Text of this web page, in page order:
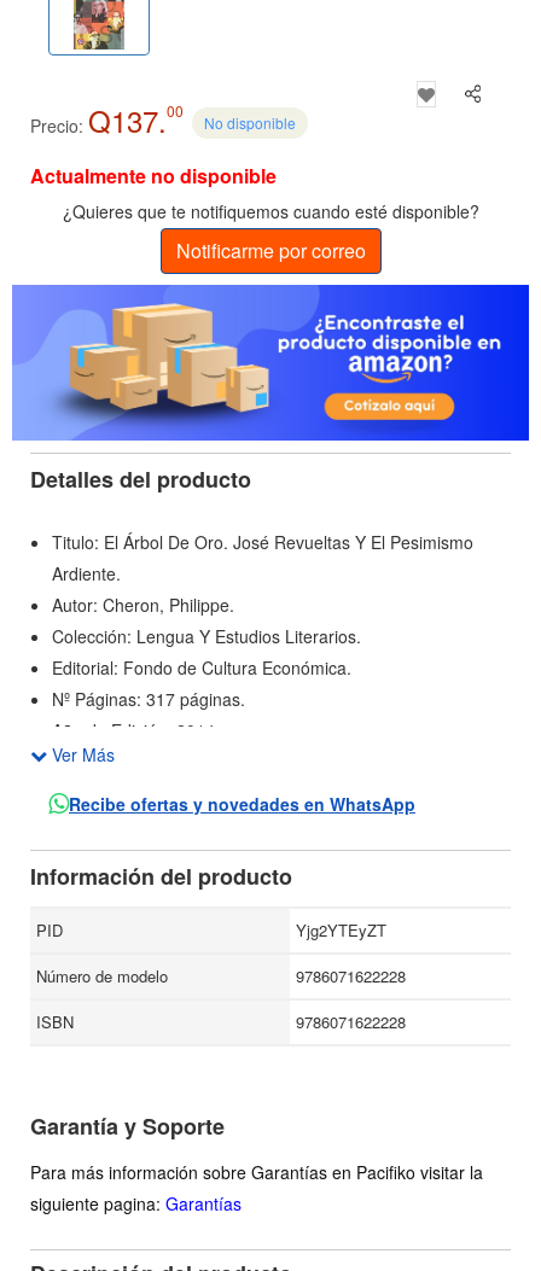
Precio: Q137.00
No disponible
Actualmente no disponible
¿Quieres que te notifiquemos cuando esté disponible?
Notificarme por correo
Detalles del producto
Titulo: El Árbol De Oro. José Revueltas Y El Pesimismo
Ardiente.
Autor: Cheron, Philippe.
Colección: Lengua Y Estudios Literarios.
Editorial: Fondo de Cultura Económica.
Nº Páginas: 317 páginas.
Año de Edición: 2014.
Al ser la versión corta de la tesis doctoral de Cheron
titulada La prison dans l oeuvre de José Revueltas:
"El árbol de oro del arte", "Nocturno de la cárcel" y "La
espiral del eterno empezar" que basadas en testimonios
crítico de Revueltas y su producción literaria.
Ver Más
Recibe ofertas y novedades en WhatsApp
Información del producto
PID
Yjg2YTEyZT
Número de modelo
9786071622228
ISBN
9786071622228
Garantía y Soporte
Para más información sobre Garantías en Pacifiko visitar la
siguiente pagina: Garantías